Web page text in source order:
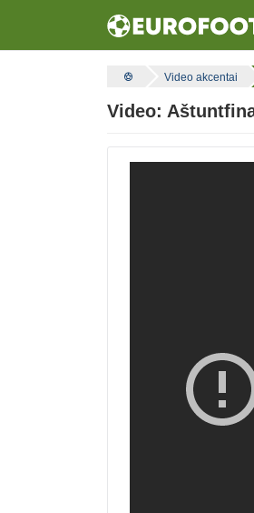
Video akcentai
Video: